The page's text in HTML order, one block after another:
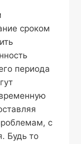
сроком
периода
с
Будь то